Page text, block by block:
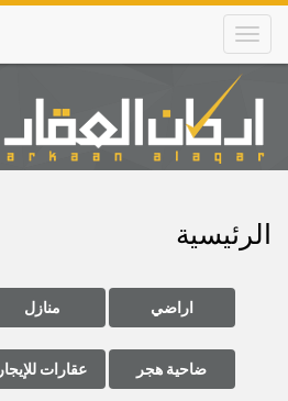
Skip
main
content
Main
navigation
الرئيسية
اراضي منازل
ضاحية هجر عقارات للإيجار